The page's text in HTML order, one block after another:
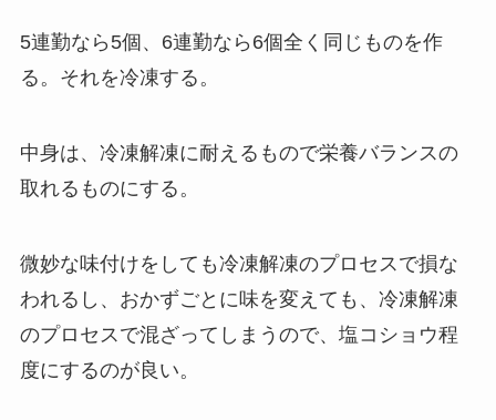
5連勤なら5個、6連勤なら6個全く同じものを作
る。それを冷凍する。
中身は、冷凍解凍に耐えるもので栄養バランスの
取れるものにする。
微妙な味付けをしても冷凍解凍のプロセスで損な
われるし、おかずごとに味を変えても、冷凍解凍
のプロセスで混ざってしまうので、塩コショウ程
度にするのが良い。